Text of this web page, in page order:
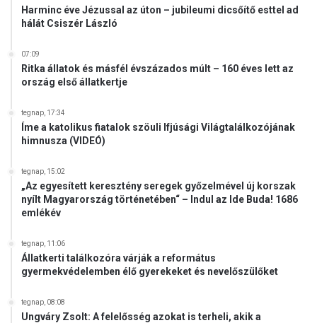
Harminc éve Jézussal az úton – jubileumi dicsőítő esttel ad
hálát Csiszér László
07:09
Ritka állatok és másfél évszázados múlt – 160 éves lett az
ország első állatkertje
tegnap, 17:34
Íme a katolikus fiatalok szöuli Ifjúsági Világtalálkozójának
himnusza (VIDEÓ)
tegnap, 15:02
„Az egyesített keresztény seregek győzelmével új korszak
nyílt Magyarország történetében“ – Indul az Ide Buda! 1686
emlékév
tegnap, 11:06
Állatkerti találkozóra várják a református
gyermekvédelemben élő gyerekeket és nevelőszülőket
tegnap, 08:08
Ungváry Zsolt: A felelősség azokat is terheli, akik a